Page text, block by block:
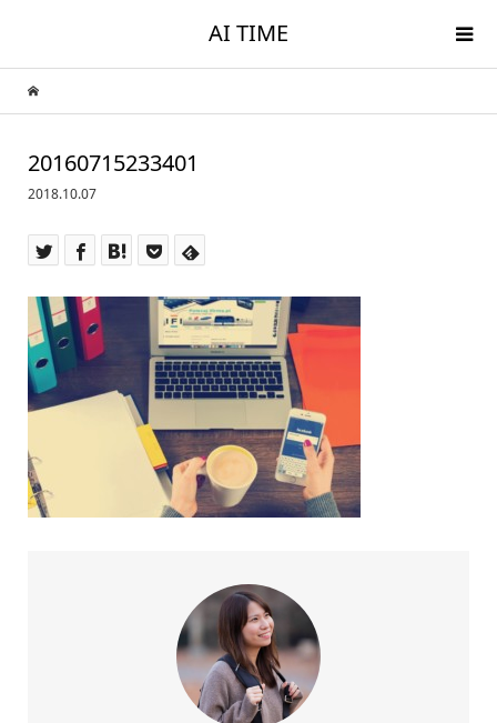
AI TIME
20160715233401
2018.10.07